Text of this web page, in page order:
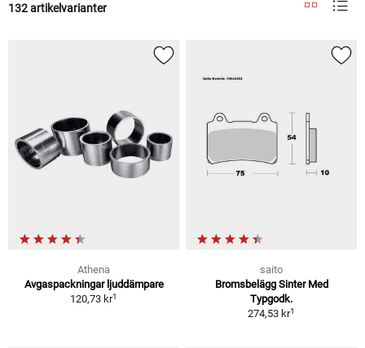
132 artikelvarianter
Athena
Avgaspackningar ljuddämpare
120,73 kr1
saito
Bromsbelägg Sinter Med
Typgodk.
274,53 kr1